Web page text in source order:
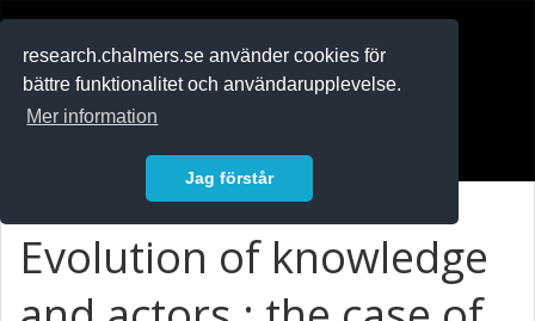
research.chalmers.se använder cookies för
bättre funktionalitet och användarupplevelse.
Mer information
Jag förstår
Evolution of knowledge